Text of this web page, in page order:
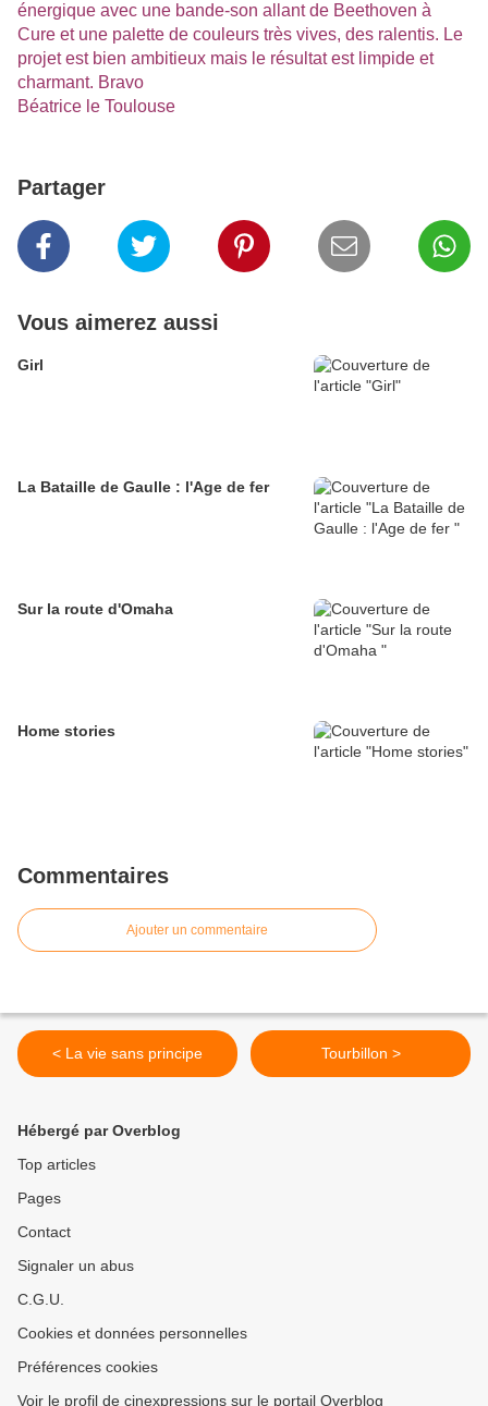
énergique avec une bande-son allant de Beethoven à
Cure et une palette de couleurs très vives, des ralentis. Le
projet est bien ambitieux mais le résultat est limpide et
charmant. Bravo
Béatrice le Toulouse
Partager
Vous aimerez aussi
Girl
La Bataille de Gaulle : l'Age de fer
Sur la route d'Omaha
Home stories
Commentaires
Ajouter un commentaire
< La vie sans principe Tourbillon >
Hébergé par Overblog
Top articles
Pages
Contact
Signaler un abus
C.G.U.
Cookies et données personnelles
Préférences cookies
Voir le profil de cinexpressions sur le portail Overblog